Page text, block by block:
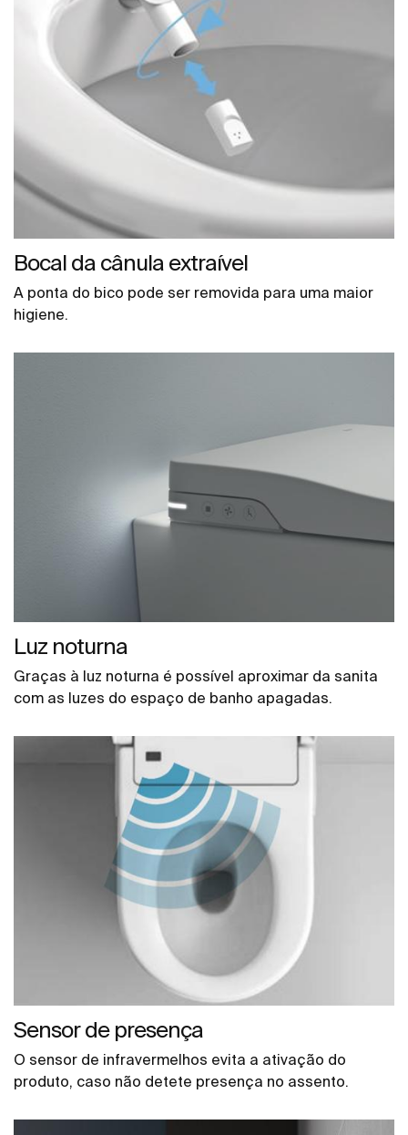
Bocal da cânula extraível
A ponta do bico pode ser removida para uma maior
higiene.
Luz noturna
Graças à luz noturna é possível aproximar da sanita
com as luzes do espaço de banho apagadas.
Sensor de presença
O sensor de infravermelhos evita a ativação do
produto, caso não detete presença no assento.